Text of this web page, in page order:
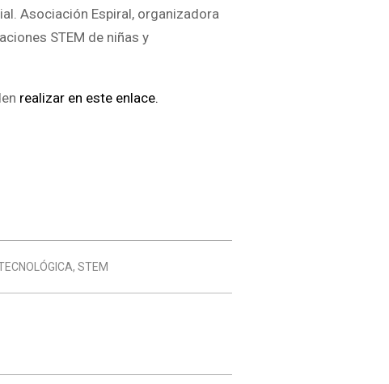
Asociación Espiral, organizadora
STEM de niñas y
realizar en este enlace.
,STEM